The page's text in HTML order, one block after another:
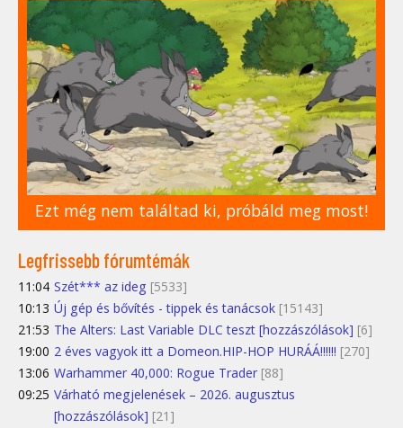
Ezt még nem találtad ki, próbáld meg most!
Legfrissebb fórumtémák
11:04 Szét*** az ideg [5533]
10:13 Új gép és bővítés - tippek és tanácsok [15143]
21:53 The Alters: Last Variable DLC teszt [hozzászólások] [6]
19:00 2 éves vagyok itt a Domeon.HIP-HOP HURÁÁ!!!!!! [270]
13:06 Warhammer 40,000: Rogue Trader [88]
09:25 Várható megjelenések – 2026. augusztus
[hozzászólások] [21]